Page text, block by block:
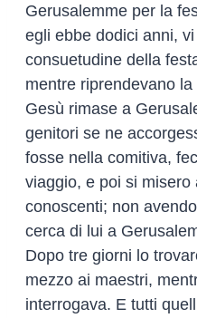
Gerusalemme per la
egli ebbe dodici anni,
consuetudine della
mentre riprendevano
Gesù rimase a
genitori se ne
fosse nella comitiva,
viaggio, e poi si
conoscenti; non
cerca di lui a
Dopo tre giorni lo
mezzo ai maestri,
interrogava. E tutti